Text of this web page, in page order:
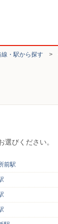
線・駅から探す >
びください。
前駅